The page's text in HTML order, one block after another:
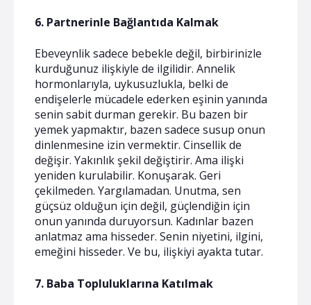
6. Partnerinle Bağlantıda Kalmak
Ebeveynlik sadece bebekle değil, birbirinizle
kurduğunuz ilişkiyle de ilgilidir. Annelik
hormonlarıyla, uykusuzlukla, belki de
endişelerle mücadele ederken eşinin yanında
senin sabit durman gerekir. Bu bazen bir
yemek yapmaktır, bazen sadece susup onun
dinlenmesine izin vermektir. Cinsellik de
değişir. Yakınlık şekil değiştirir. Ama ilişki
yeniden kurulabilir. Konuşarak. Geri
çekilmeden. Yargılamadan. Unutma, sen
güçsüz olduğun için değil, güçlendiğin için
onun yanında duruyorsun. Kadınlar bazen
anlatmaz ama hisseder. Senin niyetini, ilgini,
emeğini hisseder. Ve bu, ilişkiyi ayakta tutar.
7. Baba Topluluklarına Katılmak